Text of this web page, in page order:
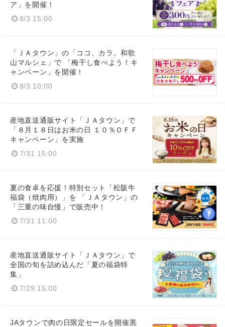
ア」を開催！
8/3 15:00
「ＪＡタウン」の「ココ、カラ。和歌
山マルシェ」で 「梅干し食べよう！キ
ャンペーン」を開催！
8/3 10:00
産地直送通販サイト「ＪＡタウン」で
「８月１８日はお米の日 １０％ＯＦＦ
キャンペーン」を実施
7/31 15:00
夏の食卓を応援！特別セット「松阪牛
福袋（焼肉用）」を 「ＪＡタウン」の
「三重の味自慢」で販売中！
7/31 11:00
産地直送通販サイト「ＪＡタウン」で
全国の旬を詰め込んだ「夏の福袋特
集」
7/29 15:00
JAタウンで肉の日限定セールを開催黒